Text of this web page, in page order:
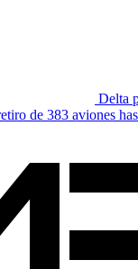
Delta
de 383 aviones